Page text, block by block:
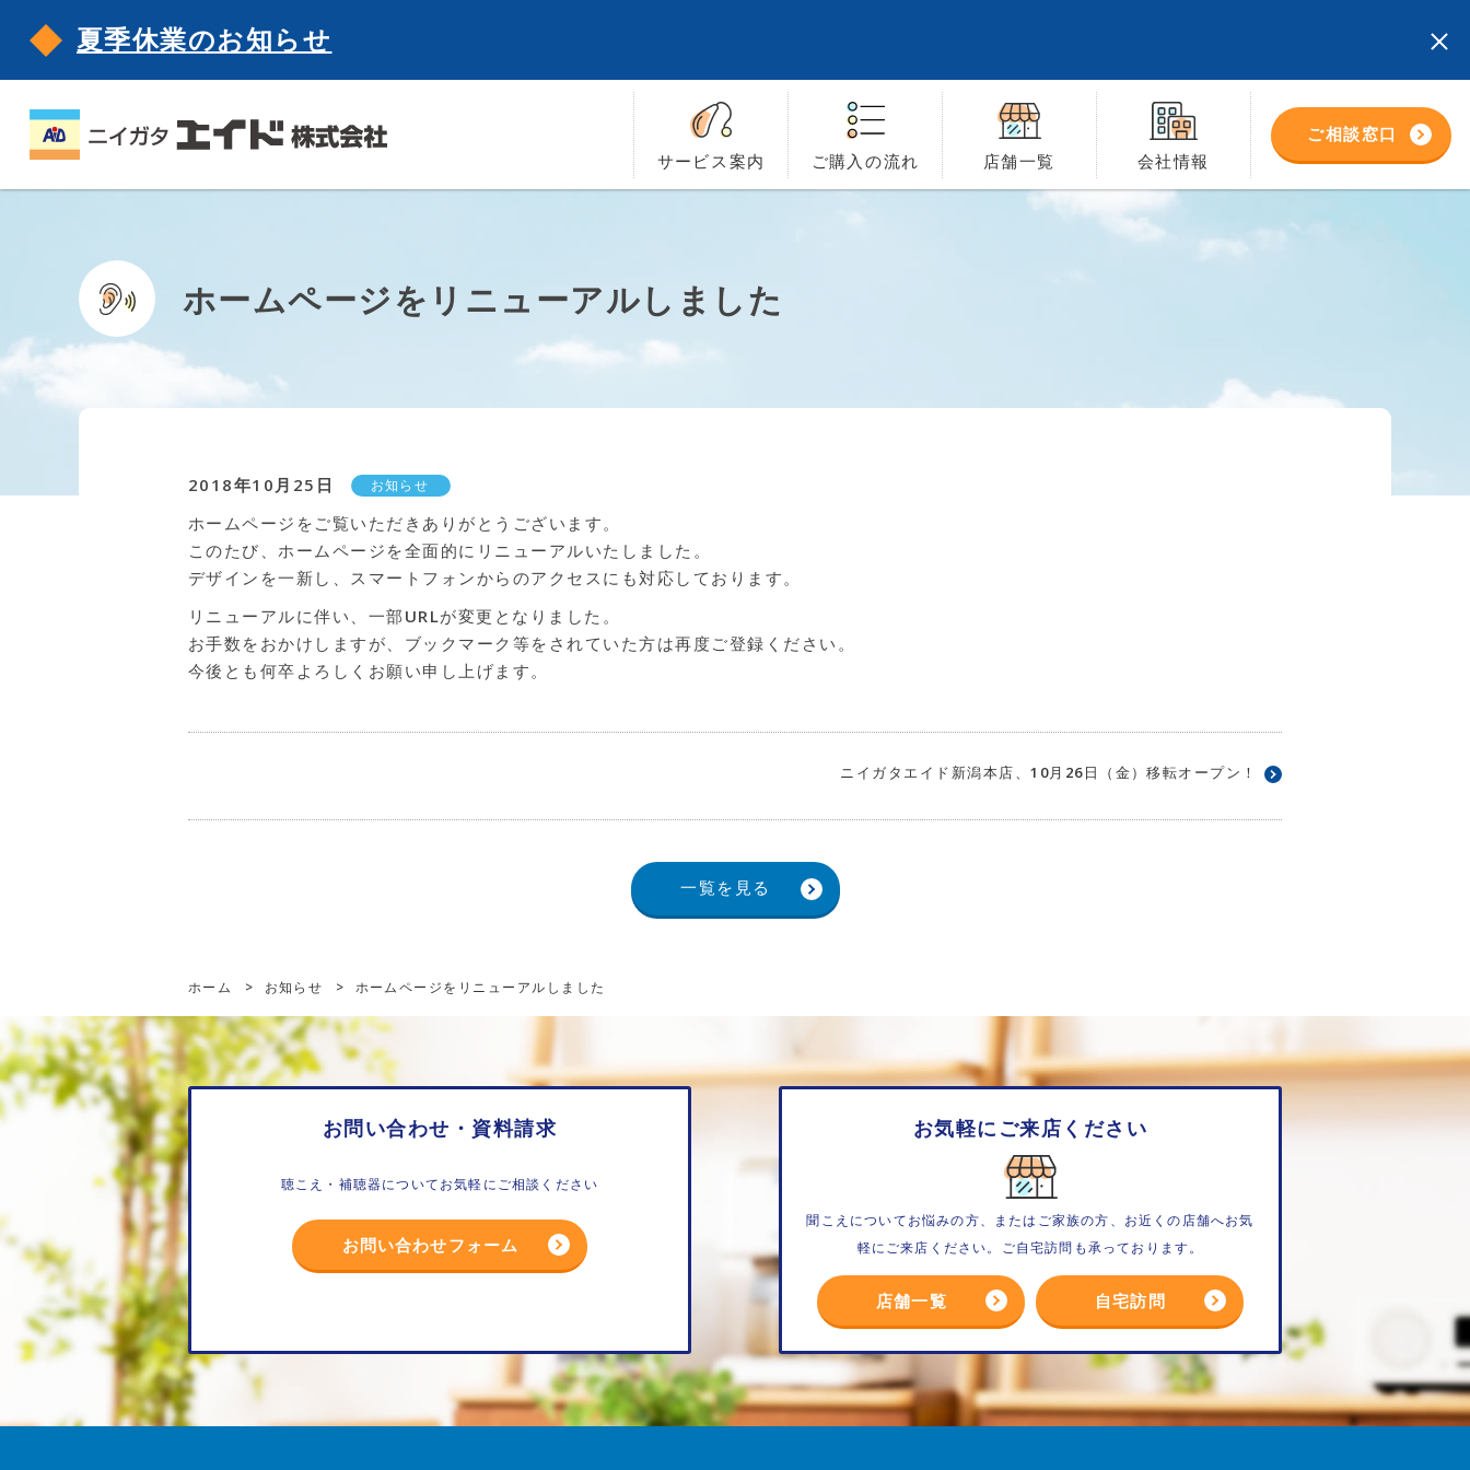
夏季休業のお知らせ
サービス 案内 ご購入の流れ 店舗一覧 会社情報
ご相談窓口
ホームページをリニューアルしました
2018年10月25日 お知らせ
ホームページをご覧いただきありがとうございます。
このたび、ホームページを全面的にリニューアルいたしました。
デザインを一新し、スマートフォンからのアクセスにも対応しております。
リニューアルに伴い、一部URLが変更となりました。
お手数をおかけしますが、ブックマーク等をされていた方は再度ご登録ください。
今後とも何卒よろしくお願い申し上げます。
ニイガタエイド新潟本店、10月26日（金）移転オープン！
一覧を見る
ホーム > お知らせ > ホームページをリニューアルしました
お問い合わせ・資料請求
聴こえ・補聴器についてお気軽にご相談ください
お問い合わせフォーム
お気軽にご来店ください
聞こえについてお悩みの方、またはご家族の方、お近くの店舗へお気
軽にご来店ください。ご自宅訪問も承っております。
店舗一覧 自宅訪問